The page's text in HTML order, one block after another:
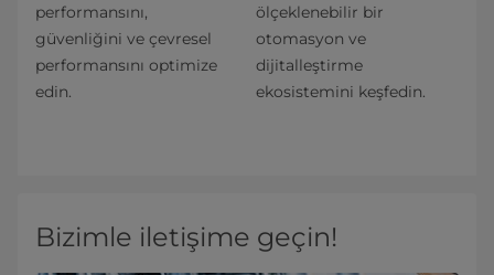
performansını,
güvenliğini ve çevresel
performansını optimize
edin.
ölçeklenebilir bir
otomasyon ve
dijitalleştirme
ekosistemini keşfedin.
Bizimle iletişime geçin!